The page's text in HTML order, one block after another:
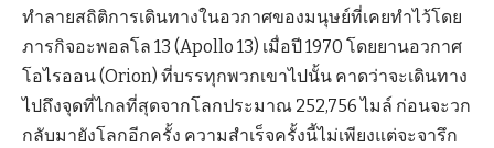
ทำลายสถิติการเดินทางในอวกาศของมนุษย์ที่เคยทำไว้โดย
ภารกิจอะพอลโล 13 (Apollo 13) เมื่อปี 1970 โดยยานอวกาศ
โอไรออน (Orion) ที่บรรทุกพวกเขาไปนั้น คาดว่าจะเดินทาง
ไปถึงจุดที่ไกลที่สุดจากโลกประมาณ 252,756 ไมล์ ก่อนจะวก
กลับมายังโลกอีกครั้ง ความสำเร็จครั้งนี้ไม่เพียงแต่จะจารึก